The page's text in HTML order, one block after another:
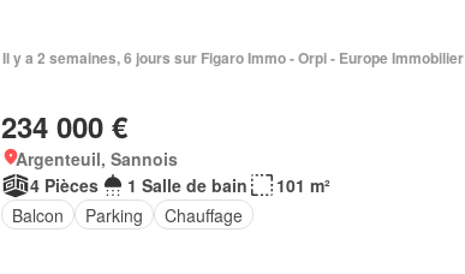
Il y a 2 semaines, 6 jours sur Figaro Immo - Orpi - Europe Immobilier
234 000 €
Argenteuil, Sannois
4 Pièces
1 Salle de bain
101 m²
Balcon
Parking Chauffage